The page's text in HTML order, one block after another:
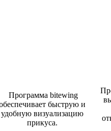
Программа bitewing
быструю и
удобную визуализацию
прикуса.